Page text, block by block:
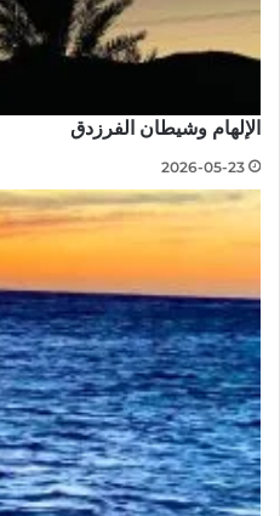
الإلهام وشيطان الفرزدق
2026-05-23